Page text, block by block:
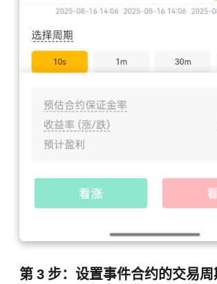
第 3 步：设置事件合约的交易周